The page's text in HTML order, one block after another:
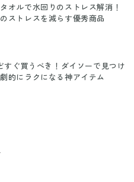
オルで水回りのストレス解消！
ストレスを減らす優秀商品
すぐ買うべき！ダイソーで見つけ
的にラクになる神アイテム